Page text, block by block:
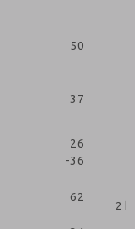
50
37
26
-36
62
2